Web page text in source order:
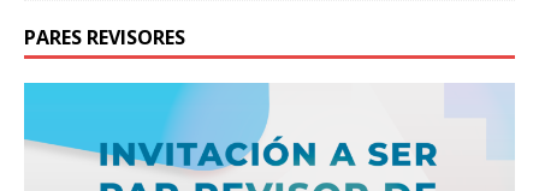
PARES REVISORES